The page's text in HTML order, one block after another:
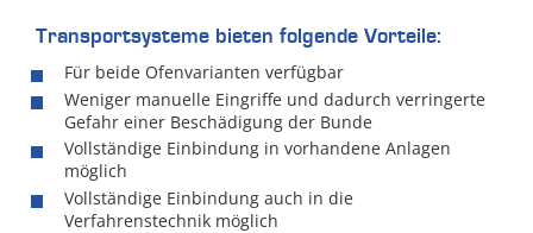
Transportsysteme bieten folgende Vorteile:
Für beide Ofenvarianten verfügbar
Weniger manuelle Eingriffe und dadurch verringerte
Gefahr einer Beschädigung der Bunde
Vollständige Einbindung in vorhandene Anlagen
möglich
Vollständige Einbindung auch in die
Verfahrenstechnik möglich